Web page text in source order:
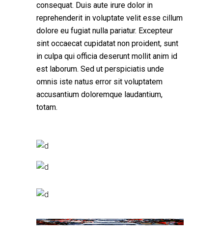
consequat. Duis aute irure dolor in
reprehenderit in voluptate velit esse cillum
dolore eu fugiat nulla pariatur. Excepteur
sint occaecat cupidatat non proident, sunt
in culpa qui officia deserunt mollit anim id
est laborum. Sed ut perspiciatis unde
omnis iste natus error sit voluptatem
accusantium doloremque laudantium,
totam.